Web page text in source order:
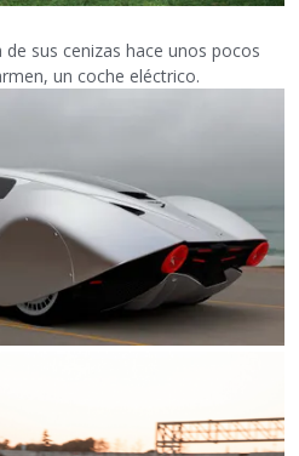
sus cenizas hace unos pocos
un coche eléctrico.